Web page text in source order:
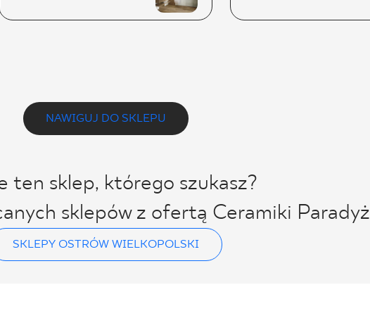
NAWIGUJ DO SKLEPU
ten sklep, którego szukasz?
sklepów z ofertą Ceramiki Paradyż
SKLEPY OSTRÓW WIELKOPOLSKI